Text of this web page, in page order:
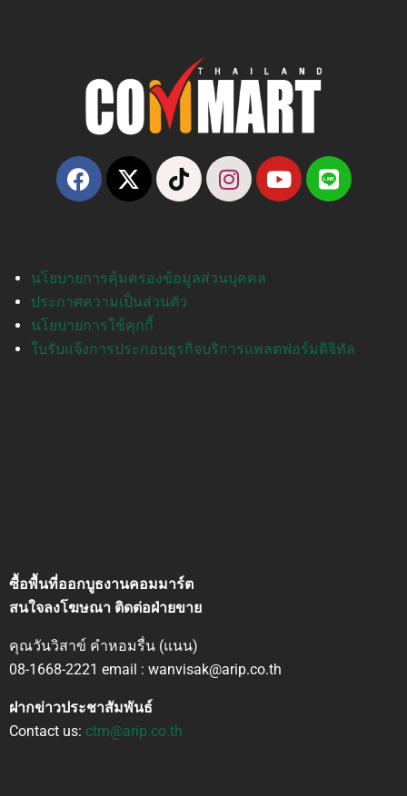
นโยบายการคุ้มครองข้อมูลส่วนบุคคล
ประกาศความเป็นส่วนตัว
นโยบายการใช้คุกกี้
ใบรับแจ้งการประกอบธุรกิจบริการแพลตฟอร์มดิจิทัล
ซื้อพื้นที่ออกบูธงานคอมมาร์ต
สนใจลงโฆษณา ติดต่อฝ่ายขาย
คุณวันวิสาข์ คำหอมรื่น (แนน)
08-1668-2221 email : wanvisak@arip.co.th
ฝากข่าวประชาสัมพันธ์
Contact us: ctm@arip.co.th